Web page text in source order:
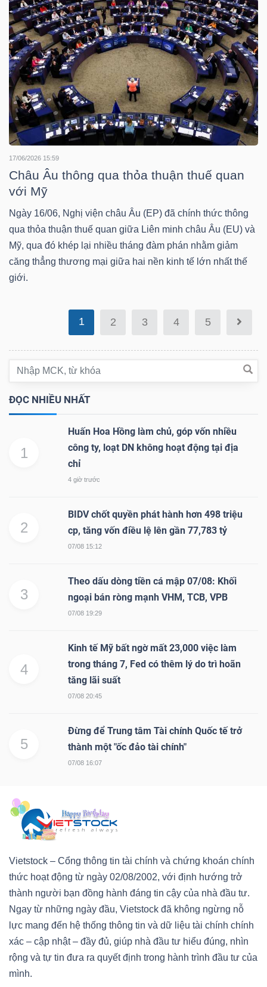
17/06/2026 15:59
Châu Âu thông qua thỏa thuận thuế quan
với Mỹ
Ngày 16/06, Nghị viện châu Âu (EP) đã chính thức thông
qua thỏa thuận thuế quan giữa Liên minh châu Âu (EU) và
Mỹ, qua đó khép lại nhiều tháng đàm phán nhằm giảm
căng thẳng thương mại giữa hai nền kinh tế lớn nhất thế
giới.
1 2 3 4 5
ĐỌC NHIỀU NHẤT
1
Huấn Hoa Hồng làm chủ, góp vốn nhiều
công ty, loạt DN không hoạt động tại địa
chỉ
4 giờ trước
2
BIDV chốt quyền phát hành hơn 498 triệu
cp, tăng vốn điều lệ lên gần 77,783 tỷ
07/08 15:12
3
Theo dấu dòng tiền cá mập 07/08: Khối
ngoại bán ròng mạnh VHM, TCB, VPB
07/08 19:29
4
Kinh tế Mỹ bất ngờ mất 23,000 việc làm
trong tháng 7, Fed có thêm lý do trì hoãn
tăng lãi suất
07/08 20:45
5
Đừng để Trung tâm Tài chính Quốc tế trở
thành một "ốc đảo tài chính"
07/08 16:07
Vietstock – Cổng thông tin tài chính và chứng khoán chính
thức hoạt động từ ngày 02/08/2002, với định hướng trở
thành người bạn đồng hành đáng tin cậy của nhà đầu tư.
Ngay từ những ngày đầu, Vietstock đã không ngừng nỗ
lực mang đến hệ thống thông tin và dữ liệu tài chính chính
xác – cập nhật – đầy đủ, giúp nhà đầu tư hiểu đúng, nhìn
rộng và tự tin đưa ra quyết định trong hành trình đầu tư của
mình.
giả
(-)
Báo
cáo
phân
tích
(-)
Thuật
ngữ
Dịch
vụ
(-)
Sách
chính
Công
thông
tài
chính